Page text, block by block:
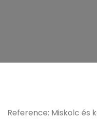
Reference: Miskolc